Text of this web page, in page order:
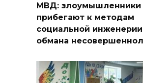
МВД: злоумышленники
прибегают к методам
социальной
обмана